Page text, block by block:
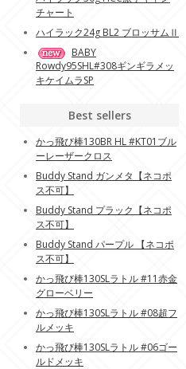
チャート
ハイラック24g BL2 ブロッサムⅡ
BABY
Rowdy95SHL#308ギンギラメッ
キケイムラSP
Best sellers
かっ飛び棒130BR HL #KT01ブル
ーレーザークロス
Buddy Stand ガンメタ【ネコポ
ス不可】
Buddy Stand プラック【ネコポ
ス不可】
Buddy Stand パープル 【ネコポ
ス不可】
かっ飛び棒130SLラトル #11赤金
グローベリー
かっ飛び棒130SLラトル #08超フ
ルメッキ
かっ飛び棒130SLラトル #06ゴー
ルドメッキ